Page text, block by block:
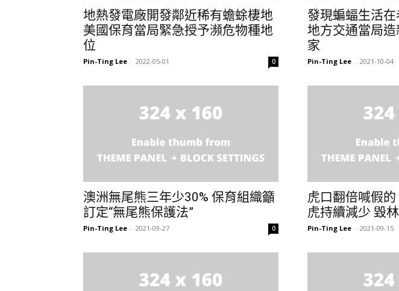
地熱發電廠開發鄰近稀有蟾蜍棲地
美國保育當局緊急授予瀕危物種地
位
Pin-Ting Lee - 2022-05-01 0
發現蝙蝠生活
地方交通當局
家
Pin-Ting Lee - 2021-10-04
澳洲無尾熊三年少30% 保育組織籲
訂定“無尾熊保護法”
Pin-Ting Lee - 2021-09-27 0
虎口翻倍喊假
虎持續減少 毀
Pin-Ting Lee - 2021-09-15